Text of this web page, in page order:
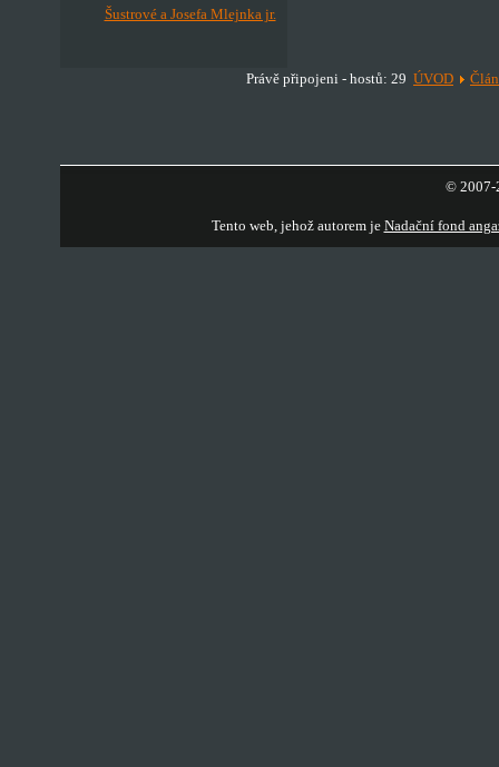
Šustrové a Josefa Mlejnka jr.
Právě připojeni - hostů: 29 ÚVOD
© 2007-
Tento web, jehož autorem je Nadační fond